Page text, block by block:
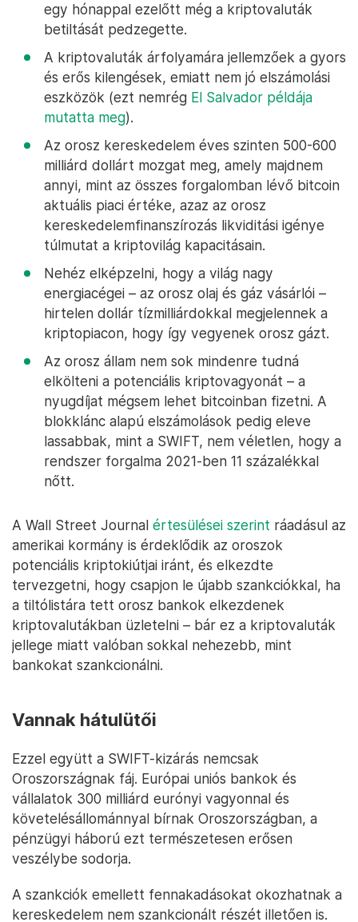
egy hónappal ezelőtt még a kriptovaluták
betiltását pedzegette.
A kriptovaluták árfolyamára jellemzőek a gyors
és erős kilengések, emiatt nem jó elszámolási
eszközök (ezt nemrég El Salvador példája
mutatta meg).
Az orosz kereskedelem éves szinten 500-600
milliárd dollárt mozgat meg, amely majdnem
annyi, mint az összes forgalomban lévő bitcoin
aktuális piaci értéke, azaz az orosz
kereskedelemfinanszírozás likviditási igénye
túlmutat a kriptovilág kapacitásain.
Nehéz elképzelni, hogy a világ nagy
energiacégei – az orosz olaj és gáz vásárlói –
hirtelen dollár tízmilliárdokkal megjelennek a
kriptopiacon, hogy így vegyenek orosz gázt.
Az orosz állam nem sok mindenre tudná
elkölteni a potenciális kriptovagyonát – a
nyugdíjat mégsem lehet bitcoinban fizetni. A
blokklánc alapú elszámolások pedig eleve
lassabbak, mint a SWIFT, nem véletlen, hogy a
rendszer forgalma 2021-ben 11 százalékkal
nőtt.
A Wall Street Journal értesülései szerint ráadásul az
amerikai kormány is érdeklődik az oroszok
potenciális kriptokiútjai iránt, és elkezdte
tervezgetni, hogy csapjon le újabb szankciókkal, ha
a tiltólistára tett orosz bankok elkezdenek
kriptovalutákban üzletelni – bár ez a kriptovaluták
jellege miatt valóban sokkal nehezebb, mint
bankokat szankcionálni.
Vannak hátulütői
Ezzel együtt a SWIFT-kizárás nemcsak
Oroszországnak fáj. Európai uniós bankok és
vállalatok 300 milliárd eurónyi vagyonnal és
követelésállománnyal bírnak Oroszországban, a
pénzügyi háború ezt természetesen erősen
veszélybe sodorja.
A szankciók emellett fennakadásokat okozhatnak a
kereskedelem nem szankcionált részét illetően is.